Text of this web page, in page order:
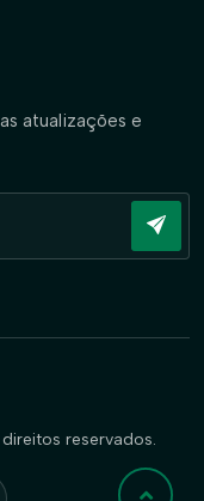
atualizações e
reservados.